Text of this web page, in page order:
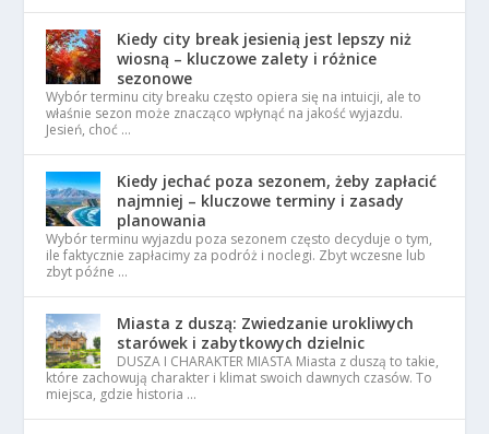
Kiedy city break jesienią jest lepszy niż
wiosną – kluczowe zalety i różnice
sezonowe
Wybór terminu city breaku często opiera się na intuicji, ale to
właśnie sezon może znacząco wpłynąć na jakość wyjazdu.
Jesień, choć …
Kiedy jechać poza sezonem, żeby zapłacić
najmniej – kluczowe terminy i zasady
planowania
Wybór terminu wyjazdu poza sezonem często decyduje o tym,
ile faktycznie zapłacimy za podróż i noclegi. Zbyt wczesne lub
zbyt późne …
Miasta z duszą: Zwiedzanie urokliwych
starówek i zabytkowych dzielnic
DUSZA I CHARAKTER MIASTA Miasta z duszą to takie,
które zachowują charakter i klimat swoich dawnych czasów. To
miejsca, gdzie historia …